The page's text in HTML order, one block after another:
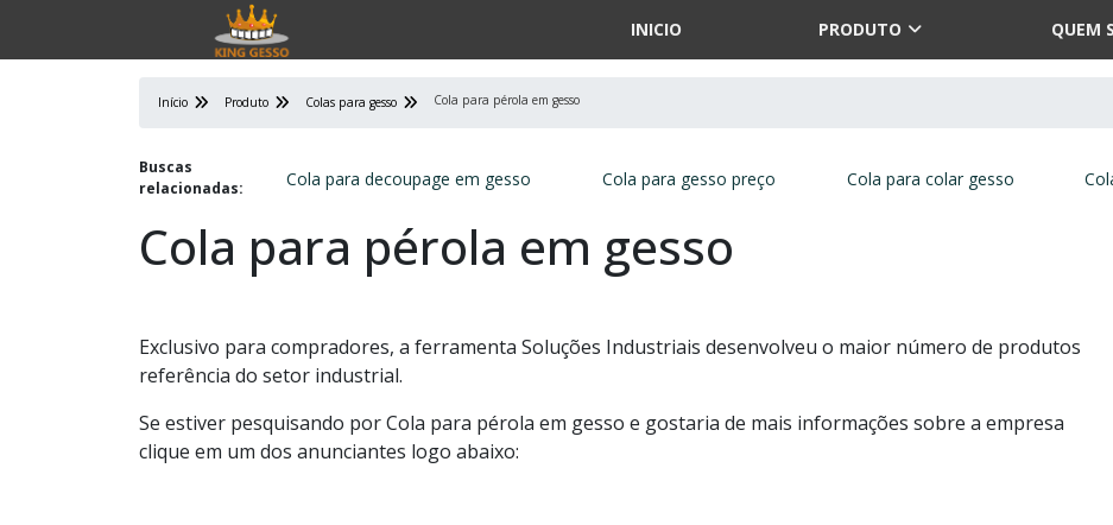
INICIO PRODUTO QUEM
Início Produto Colas para gesso Cola para pérola em gesso
Buscas
relacionadas:
Cola para decoupage em gesso Cola para gesso preço Cola para colar gesso
Cola para pérola em gesso
Exclusivo para compradores, a ferramenta Soluções Industriais desenvolveu o maior número de produtos
referência do setor industrial.
Se estiver pesquisando por Cola para pérola em gesso e gostaria de mais informações sobre a empresa
clique em um dos anunciantes logo abaixo: